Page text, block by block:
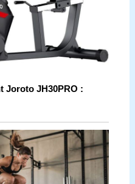
Joroto JH30PRO :